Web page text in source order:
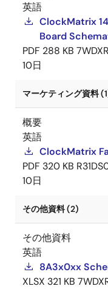
英語
ClockMatrix
Board
PDF 288 KB
10日
マーケティング資料
概要
英語
ClockMatrix
PDF 320 KB
10日
その他資料 (2)
その他資料
英語
8A3x0xx
XLSX 321 KB